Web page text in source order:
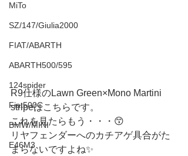
MiTo
SZ/147/Giulia2000
FIAT/ABARTH
ABARTH500/595
124spider
Fiat500C
BMW/MINI
E46M3
R9仕様のLawn Green×Mono Martini
stripeはこちらです。
これを見たらもう・・・😙
リヤフェンダーへのカチアゲ具合がた
まらないですよね✨